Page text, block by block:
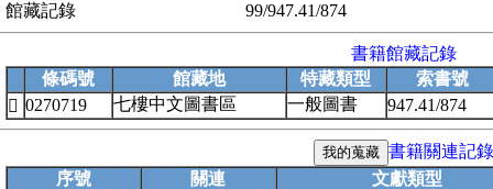
館藏記錄
99/947.41/874
書籍館藏記錄
條碼號
館藏地 特藏類型
索書號
 0270719 七樓中文圖書區 一般圖書 947.41/874
書籍關連記錄
序號
關連
文獻類型